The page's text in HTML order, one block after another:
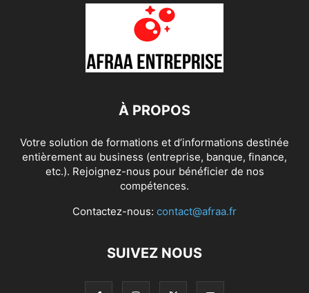
À PROPOS
Votre solution de formations et d’informations destinée
entièrement au business (entreprise, banque, finance,
etc.). Rejoignez-nous pour bénéficier de nos
compétences.
Contactez-nous: contact@afraa.fr
SUIVEZ NOUS